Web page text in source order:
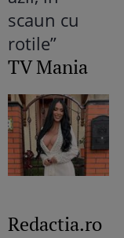
TV Mania
Redactia.ro